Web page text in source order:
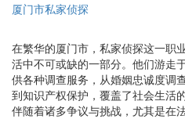
厦门市私家侦探
在繁华的厦门市，私家侦探这一职
活中不可或缺的一部分。他们游走
供各种调查服务，从婚姻忠诚度调
到知识产权保护，覆盖了社会生活
伴随着诸多争议与挑战，尤其是在